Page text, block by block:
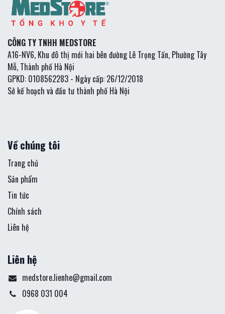
CÔNG TY TNHH MEDSTORE
A16-NV6, Khu đô thị mới hai bên đường Lê Trọng Tấn, Phường Tây
Mỗ, Thành phố Hà Nội
GPKD: 0108562283 - Ngày cấp: 26/12/2018
Sở kế hoạch và đầu tư thành phố Hà Nội
Về chúng tôi
Trang chủ
Sản phẩm
Tin tức
Chính sách
Liên hệ
Liên hệ
medstore.lienhe@gmail.com
0968 031 004